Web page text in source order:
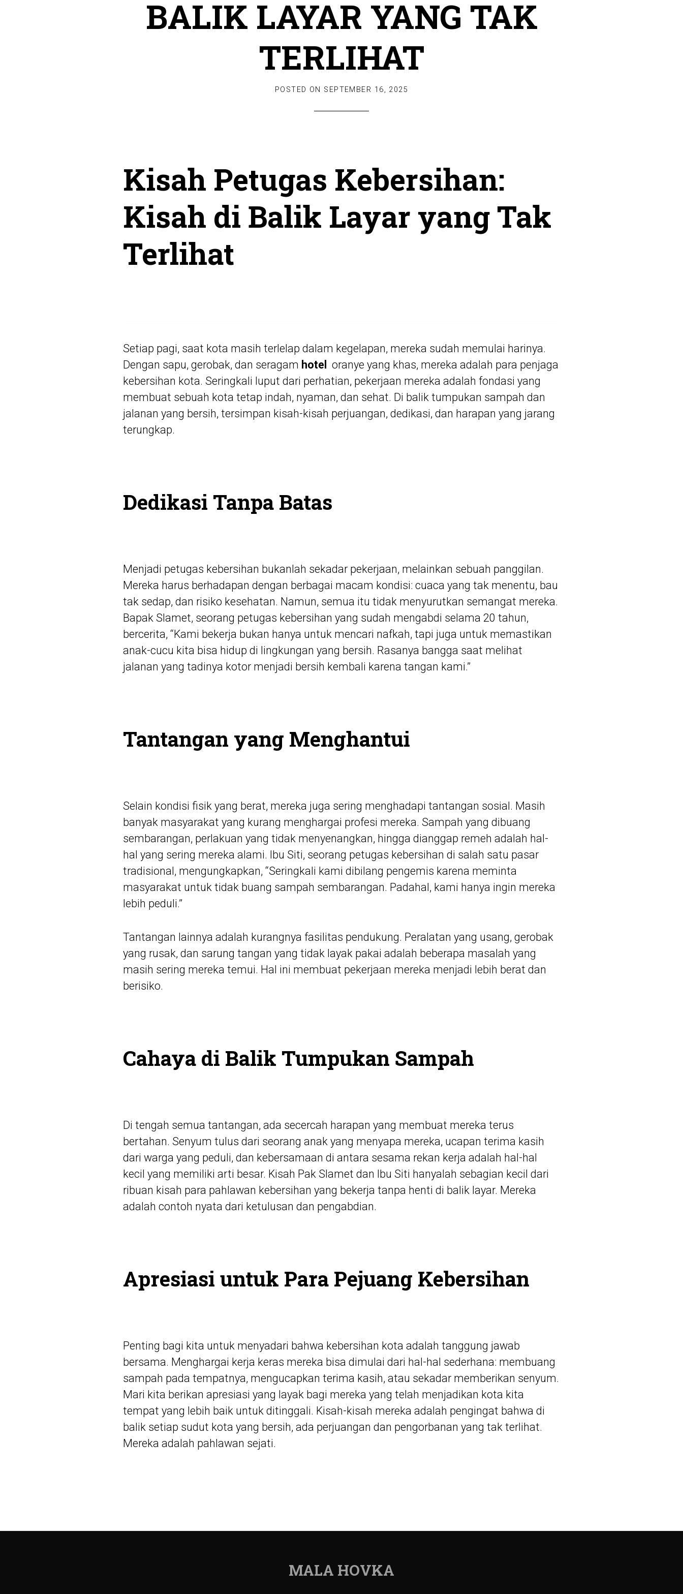
BALIK LAYAR YANG TAK
TERLIHAT
POSTED ON SEPTEMBER 16, 2025
Kisah Petugas Kebersihan:
Kisah di Balik Layar yang Tak
Terlihat
Setiap pagi, saat kota masih terlelap dalam kegelapan, mereka sudah memulai harinya.
Dengan sapu, gerobak, dan seragam hotel
oranye yang khas, mereka adalah para penjaga
kebersihan kota. Seringkali luput dari perhatian, pekerjaan mereka adalah fondasi yang
membuat sebuah kota tetap indah, nyaman, dan sehat. Di balik tumpukan sampah dan
jalanan yang bersih, tersimpan kisah-kisah perjuangan, dedikasi, dan harapan yang jarang
terungkap.
Dedikasi Tanpa Batas
Menjadi petugas kebersihan bukanlah sekadar pekerjaan, melainkan sebuah panggilan.
Mereka harus berhadapan dengan berbagai macam kondisi: cuaca yang tak menentu, bau
tak sedap, dan risiko kesehatan. Namun, semua itu tidak menyurutkan semangat mereka.
Bapak Slamet, seorang petugas kebersihan yang sudah mengabdi selama 20 tahun,
bercerita, “Kami bekerja bukan hanya untuk mencari nafkah, tapi juga untuk memastikan
anak-cucu kita bisa hidup di lingkungan yang bersih. Rasanya bangga saat melihat
jalanan yang tadinya kotor menjadi bersih kembali karena tangan kami.”
Tantangan yang Menghantui
Selain kondisi fisik yang berat, mereka juga sering menghadapi tantangan sosial. Masih
banyak masyarakat yang kurang menghargai profesi mereka. Sampah yang dibuang
sembarangan, perlakuan yang tidak menyenangkan, hingga dianggap remeh adalah hal-
hal yang sering mereka alami. Ibu Siti, seorang petugas kebersihan di salah satu pasar
tradisional, mengungkapkan, “Seringkali kami dibilang pengemis karena meminta
masyarakat untuk tidak buang sampah sembarangan. Padahal, kami hanya ingin mereka
lebih peduli.”
Tantangan lainnya adalah kurangnya fasilitas pendukung. Peralatan yang usang, gerobak
yang rusak, dan sarung tangan yang tidak layak pakai adalah beberapa masalah yang
masih sering mereka temui. Hal ini membuat pekerjaan mereka menjadi lebih berat dan
berisiko.
Cahaya di Balik Tumpukan Sampah
Di tengah semua tantangan, ada secercah harapan yang membuat mereka terus
bertahan. Senyum tulus dari seorang anak yang menyapa mereka, ucapan terima kasih
dari warga yang peduli, dan kebersamaan di antara sesama rekan kerja adalah hal-hal
kecil yang memiliki arti besar. Kisah Pak Slamet dan Ibu Siti hanyalah sebagian kecil dari
ribuan kisah para pahlawan kebersihan yang bekerja tanpa henti di balik layar. Mereka
adalah contoh nyata dari ketulusan dan pengabdian.
Apresiasi untuk Para Pejuang Kebersihan
Penting bagi kita untuk menyadari bahwa kebersihan kota adalah tanggung jawab
bersama. Menghargai kerja keras mereka bisa dimulai dari hal-hal sederhana: membuang
sampah pada tempatnya, mengucapkan terima kasih, atau sekadar memberikan senyum.
Mari kita berikan apresiasi yang layak bagi mereka yang telah menjadikan kota kita
tempat yang lebih baik untuk ditinggali. Kisah-kisah mereka adalah pengingat bahwa di
balik setiap sudut kota yang bersih, ada perjuangan dan pengorbanan yang tak terlihat.
Mereka adalah pahlawan sejati.
MALA HOVKA